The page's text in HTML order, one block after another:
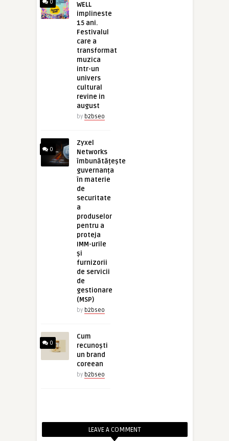
0
WELL
implineste
15 ani.
Festivalul
care a
transformat
muzica
intr-un
univers
cultural
revine in
august
by b2bseo
0
Zyxel
Networks
îmbunătățește
guvernanța
în materie
de
securitate
a
produselor
pentru a
proteja
IMM-urile
și
furnizorii
de servicii
de
gestionare
(MSP)
by b2bseo
0
Cum
recunoști
un brand
coreean
by b2bseo
LEAVE A COMMENT